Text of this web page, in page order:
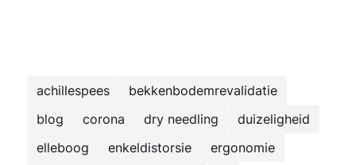
achillespees
bekkenbodemrevalidatie
blog
corona dry needling
duizeligheid
elleboog
enkeldistorsie
ergonomie